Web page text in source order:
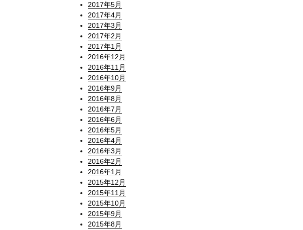
2017年5月
2017年4月
2017年3月
2017年2月
2017年1月
2016年12月
2016年11月
2016年10月
2016年9月
2016年8月
2016年7月
2016年6月
2016年5月
2016年4月
2016年3月
2016年2月
2016年1月
2015年12月
2015年11月
2015年10月
2015年9月
2015年8月